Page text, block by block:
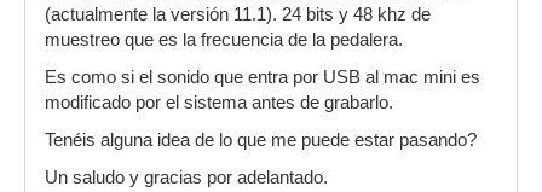
(actualmente la versión 11.1). 24 bits y 48 khz de
muestreo que es la frecuencia de la pedalera.
Es como si el sonido que entra por USB al mac mini es
modificado por el sistema antes de grabarlo.
Tenéis alguna idea de lo que me puede estar pasando?
Un saludo y gracias por adelantado.